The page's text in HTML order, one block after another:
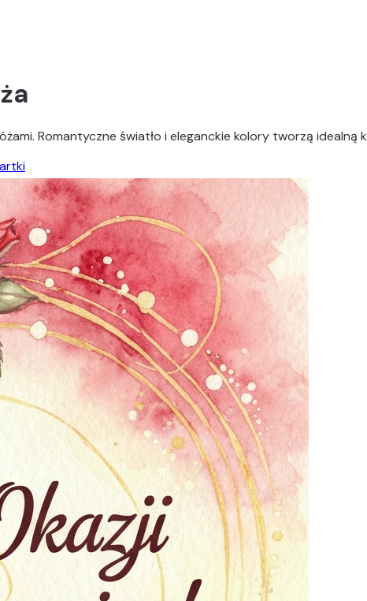
Romantyczne światło i eleganckie kolory tworzą idealną